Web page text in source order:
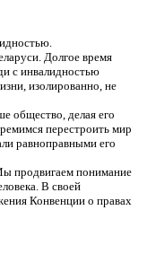
Долгое время
с инвалидностью
изолированно, не
общество, делая его
перестроить мир
равноправными его
продвигаем понимание
В своей
Конвенции о правах